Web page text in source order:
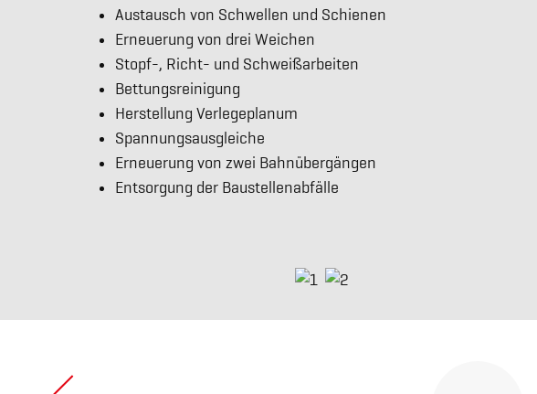
Austausch von Schwellen und Schienen
Erneuerung von drei Weichen
Stopf-, Richt- und Schweißarbeiten
Bettungsreinigung
Herstellung Verlegeplanum
Spannungsausgleiche
Erneuerung von zwei Bahnübergängen
Entsorgung der Baustellenabfälle
Beitragsnavigation